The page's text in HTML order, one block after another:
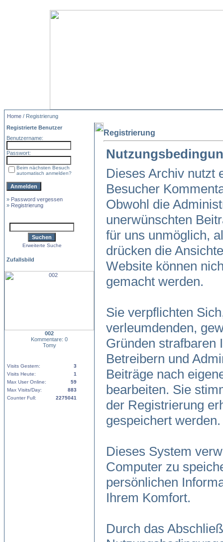
Home / Registrierung
Registrierte Benutzer
Benutzername:
Passwort:
Beim nächsten Besuch
automatisch anmelden?
» Password vergessen
» Registrierung
Erweiterte Suche
Zufallsbild
002
Kommentare: 0
Tomy
Visits Gestern:
3
Visits Heute:
1
Max User Online:
59
Max Visits/Day:
883
Counter Full:
2275041
Registrierung
Dieses Archiv nutzt
Besucher
Obwohl die
unerwünschten
für uns unmöglich,
drücken die
Website können
gemacht werden.
Sie verpflichten
verleumdenden,
Gründen strafbaren
Betreibern und
Beiträge nach
bearbeiten. Sie
der Registrierung
gespeichert werden.
Dieses System
Computer zu
persönlichen
Ihrem Komfort.
Durch das